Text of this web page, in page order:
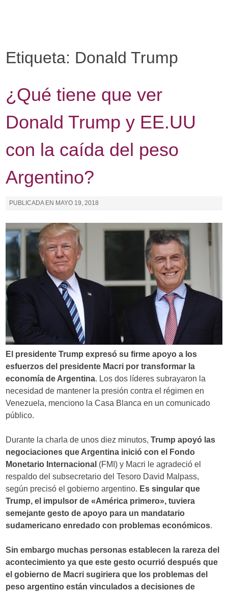
Etiqueta: Donald Trump
¿Qué tiene que ver
Donald Trump y EE.UU
con la caída del peso
Argentino?
PUBLICADA EN MAYO 19, 2018
El presidente Trump expresó su firme apoyo a los
esfuerzos del presidente Macri por transformar la
economía de Argentina. Los dos líderes subrayaron la
necesidad de mantener la presión contra el régimen en
Venezuela, menciono la Casa Blanca en un comunicado
público.
Durante la charla de unos diez minutos,Trump apoyó las
negociaciones que Argentina inició con el Fondo
Monetario Internacional (FMI) y Macri le agradeció el
respaldo del subsecretario del Tesoro David Malpass,
según precisó el gobierno argentino. Es singular que
Trump, el impulsor de «América primero», tuviera
semejante gesto de apoyo para un mandatario
sudamericano enredado con problemas económicos.
Sin embargo muchas personas establecen la rareza del
acontecimiento ya que este gesto ocurrió después que
el gobierno de Macri sugiriera que los problemas del
peso argentino están vinculados a decisiones de